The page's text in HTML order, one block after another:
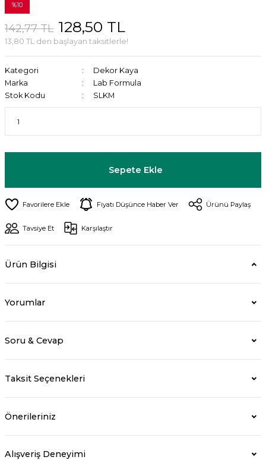
%10
142,77 TL 128,50 TL
13,80 TL den başlayan taksitlerle!
Kategori
Dekor Kaya
Marka
Lab Formula
Stok Kodu
SLKM
Sepete Ekle
Fiyatı Düşünce Haber Ver Ürünü Paylaş
Tavsiye Et Karşılaştır
Ürün Bilgisi
Yorumlar
Soru & Cevap
Taksit Seçenekleri
Önerileriniz
Alışveriş Deneyimi